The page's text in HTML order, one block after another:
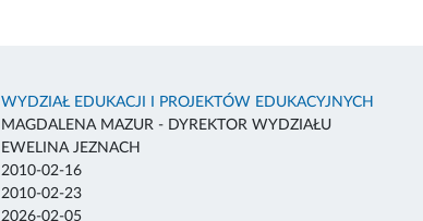
WYDZIAŁ EDUKACJI I PROJEKTÓW EDUKACYJNYCH
MAGDALENA MAZUR - DYREKTOR WYDZIAŁU
EWELINA JEZNACH
2010-02-16
2010-02-23
2026-02-05